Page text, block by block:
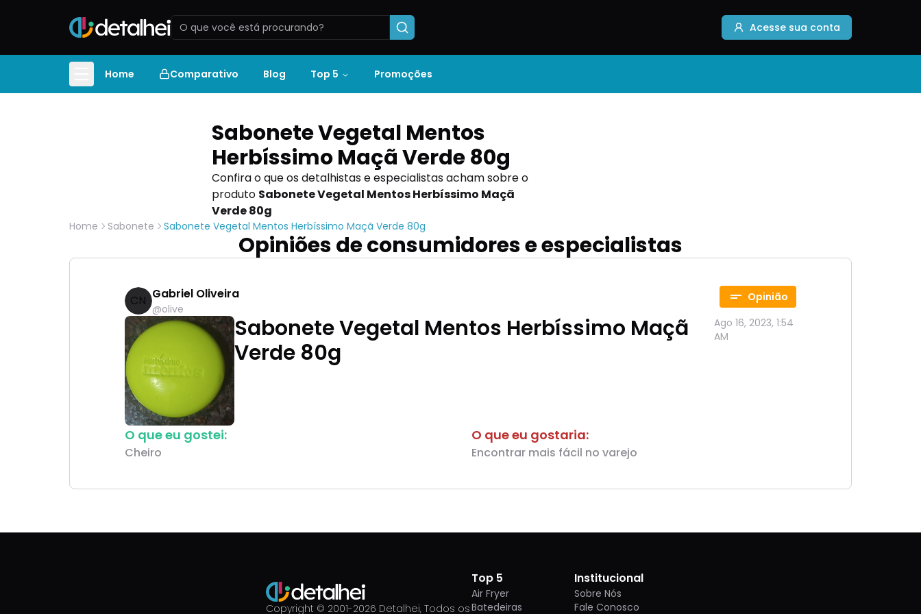
Acesse sua conta
Home Comparativo Blog Top 5 Promoções
Sabonete Vegetal Mentos
Herbíssimo Maçã Verde 80g
Confira o que os detalhistas e especialistas acham sobre o
produto Sabonete Vegetal Mentos Herbíssimo Maçã
Verde 80g
Home Sabonete Sabonete Vegetal Mentos Herbíssimo Maçã Verde 80g
Opiniões de consumidores e especialistas
CN Gabriel Oliveira
@olive
Opinião
Sabonete Vegetal Mentos Herbíssimo Maçã
Verde 80g
Ago 16, 2023, 1:54
AM
O que eu gostei:
Cheiro
O que eu gostaria:
Encontrar mais fácil no varejo
Copyright © 2001-2026 Detalhei, Todos os
Top 5
Air Fryer
Batedeiras
Institucional
Sobre Nós
Fale Conosco